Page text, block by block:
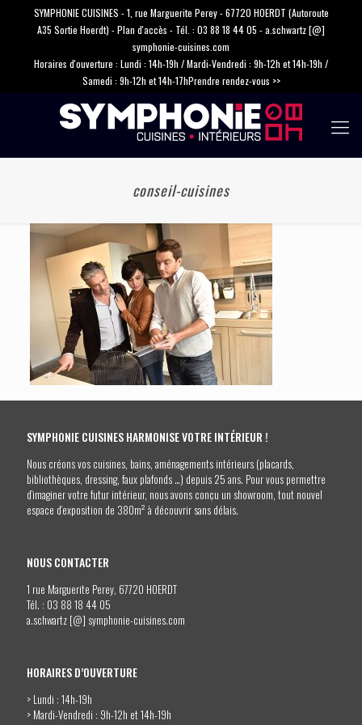
SYMPHONIE CUISINES - 1, rue Marguerite Perey - 67720 HOERDT (Autoroute
A35 Sortie Hoerdt) -Plan d'accès - Tél. : 03 88 18 44 05 -a.schwartz [@]
symphonie-cuisines.com
Horaires d'ouverture : Lundi : 14h-19h / Mardi-Vendredi : 9h-12h et 14h-19h /
Samedi : 9h-12h et 14h-17hPrendre rendez-vous >>
conseil-cuisines
SYMPHONIE CUISINES HARMONISE VOTRE INTÉRIEUR !
Nous créons vos cuisines, bains, aménagements intérieurs (placards,
bibliothèques, dressing, faux plafonds …) depuis 25 ans. Pour vous permettre
d’imaginer votre futur intérieur, nous avons conçu un showroom, tout nouvel
espace d’exposition de 380m² à découvrir sans délais.
NOUS CONTACTER
1 rue Marguerite Perey, 67720 HOERDT
Tél. : 03 88 18 44 05
a.schwartz [@] symphonie-cuisines.com
HORAIRES D’OUVERTURE
> Lundi : 14h-19h
> Mardi-Vendredi : 9h-12h et 14h-19h